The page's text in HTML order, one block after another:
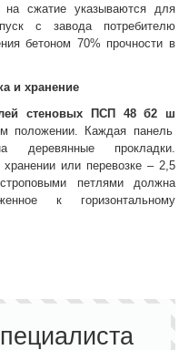
на сжатие указываются для
с завода потребителю
бетоном 70% прочности в
и хранение
стеновых
ПСП 48 б2 ш
положении. Каждая панель
деревянные прокладки.
или перевозке – 2,5
петлями должна
к горизонтальному